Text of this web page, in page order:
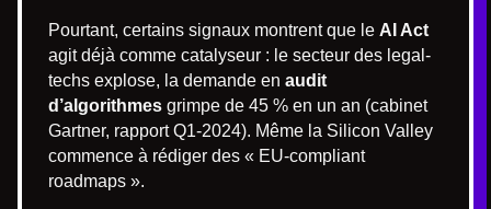
Pourtant, certains signaux montrent que le AI Act
agit déjà comme catalyseur : le secteur des legal-
techs explose, la demande en audit
d’algorithmes grimpe de 45 % en un an (cabinet
Gartner, rapport Q1-2024). Même la Silicon Valley
commence à rédiger des « EU-compliant
roadmaps ».